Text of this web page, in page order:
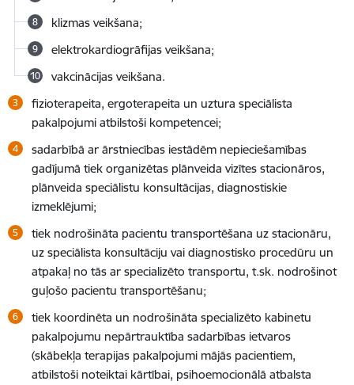
klizmas veikšana;
elektrokardiogrāfijas veikšana;
vakcinācijas veikšana.
fizioterapeita, ergoterapeita un uztura speciālista
pakalpojumi atbilstoši kompetencei;
sadarbībā ar ārstniecības iestādēm nepieciešamības
gadījumā tiek organizētas plānveida vizītes stacionāros,
plānveida speciālistu konsultācijas, diagnostiskie
izmeklējumi;
tiek nodrošināta pacientu transportēšana uz stacionāru,
uz speciālista konsultāciju vai diagnostisko procedūru un
atpakaļ no tās ar specializēto transportu, t.sk. nodrošinot
guļošo pacientu transportēšanu;
tiek koordinēta un nodrošināta specializēto kabinetu
pakalpojumu nepārtrauktība sadarbības ietvaros
(skābekļa terapijas pakalpojumi mājās pacientiem,
atbilstoši noteiktai kārtībai, psihoemocionālā atbalsta